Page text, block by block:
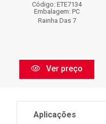
Código: ETE7134
Embalagem: PC
Rainha Das 7
Ver preço
Aplicações